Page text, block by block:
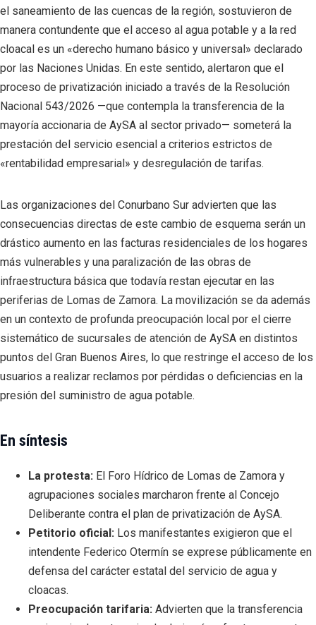
el saneamiento de las cuencas de la región, sostuvieron de
manera contundente que el acceso al agua potable y a la red
cloacal es un «derecho humano básico y universal» declarado
por las Naciones Unidas. En este sentido, alertaron que el
proceso de privatización iniciado a través de la Resolución
Nacional 543/2026 —que contempla la transferencia de la
mayoría accionaria de AySA al sector privado— someterá la
prestación del servicio esencial a criterios estrictos de
«rentabilidad empresarial» y desregulación de tarifas.
Las organizaciones del Conurbano Sur advierten que las
consecuencias directas de este cambio de esquema serán un
drástico aumento en las facturas residenciales de los hogares
más vulnerables y una paralización de las obras de
infraestructura básica que todavía restan ejecutar en las
periferias de Lomas de Zamora. La movilización se da además
en un contexto de profunda preocupación local por el cierre
sistemático de sucursales de atención de AySA en distintos
puntos del Gran Buenos Aires, lo que restringe el acceso de los
usuarios a realizar reclamos por pérdidas o deficiencias en la
presión del suministro de agua potable.
En síntesis
La protesta: El Foro Hídrico de Lomas de Zamora y
agrupaciones sociales marcharon frente al Concejo
Deliberante contra el plan de privatización de AySA.
Petitorio oficial: Los manifestantes exigieron que el
intendente Federico Otermín se exprese públicamente en
defensa del carácter estatal del servicio de agua y
cloacas.
Preocupación tarifaria: Advierten que la transferencia